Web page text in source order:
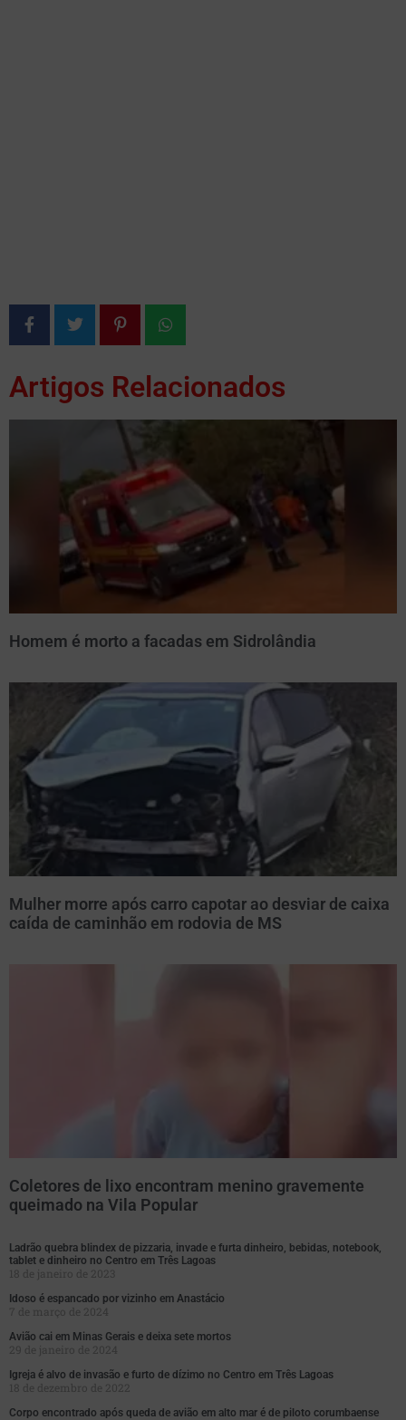
Artigos Relacionados
Homem é morto a facadas em Sidrolândia
Mulher morre após carro capotar ao desviar de caixa
caída de caminhão em rodovia de MS
Coletores de lixo encontram menino gravemente
queimado na Vila Popular
Ladrão quebra blindex de pizzaria, invade e furta dinheiro, bebidas, notebook,
tablet e dinheiro no Centro em Três Lagoas
18 de janeiro de 2023
Idoso é espancado por vizinho em Anastácio
7 de março de 2024
Avião cai em Minas Gerais e deixa sete mortos
29 de janeiro de 2024
Igreja é alvo de invasão e furto de dízimo no Centro em Três Lagoas
18 de dezembro de 2022
Corpo encontrado após queda de avião em alto mar é de piloto corumbaense